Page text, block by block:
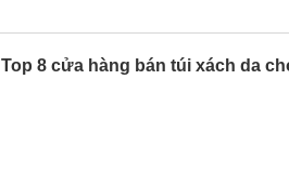
Top 8 cửa hàng bán túi xách da